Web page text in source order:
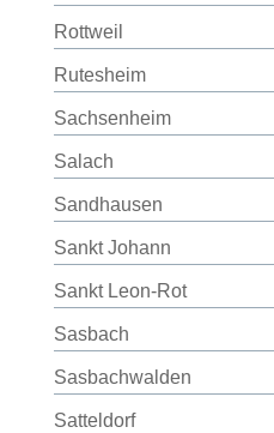
Rottweil
Rutesheim
Sachsenheim
Salach
Sandhausen
Sankt Johann
Sankt Leon-Rot
Sasbach
Sasbachwalden
Satteldorf